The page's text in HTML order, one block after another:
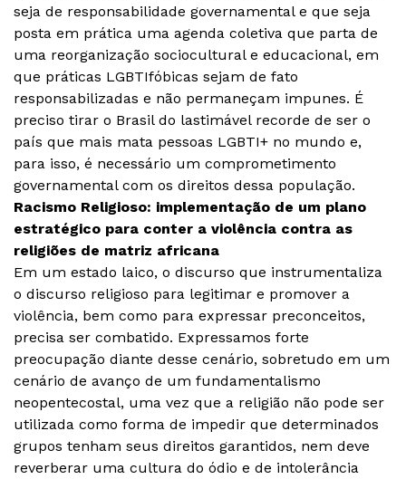
seja de responsabilidade governamental e que seja
posta em prática uma agenda coletiva que parta de
uma reorganização sociocultural e educacional, em
que práticas LGBTIfóbicas sejam de fato
responsabilizadas e não permaneçam impunes. É
preciso tirar o Brasil do lastimável recorde de ser o
país que mais mata pessoas LGBTI+ no mundo e,
para isso, é necessário um comprometimento
governamental com os direitos dessa população.
Racismo Religioso: implementação de um plano
estratégico para conter a violência contra as
religiões de matriz africana
Em um estado laico, o discurso que instrumentaliza
o discurso religioso para legitimar e promover a
violência, bem como para expressar preconceitos,
precisa ser combatido. Expressamos forte
preocupação diante desse cenário, sobretudo em um
cenário de avanço de um fundamentalismo
neopentecostal, uma vez que a religião não pode ser
utilizada como forma de impedir que determinados
grupos tenham seus direitos garantidos, nem deve
reverberar uma cultura do ódio e de intolerância